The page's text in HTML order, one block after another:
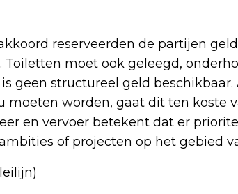
reserveerden de partijen
moet ook geleegd,
geen structureel geld
moeten worden, gaat dit ten koste
en vervoer betekent dat er
of projecten op het gebied